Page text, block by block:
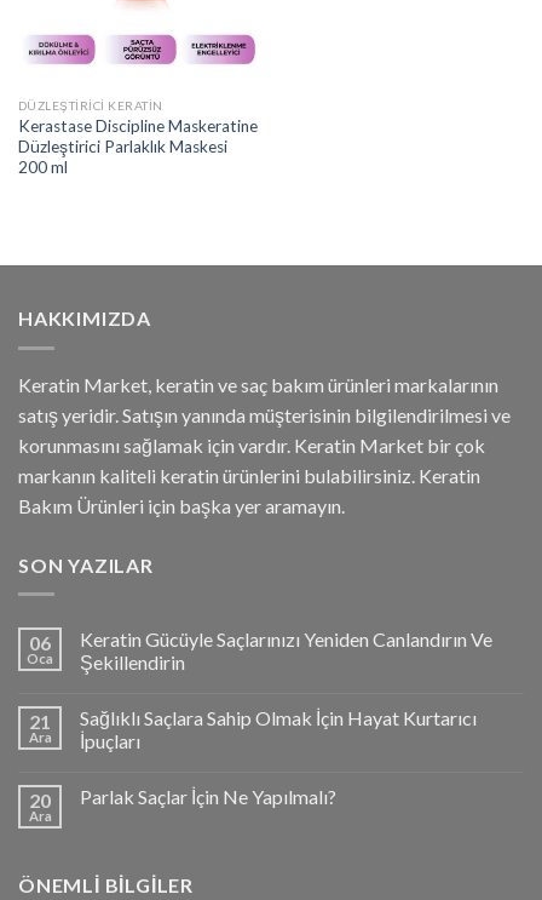
DÜZLEŞTIRICI KERATIN
Kerastase Discipline Maskeratine
Düzleştirici Parlaklık Maskesi
200 ml
HAKKIMIZDA
Keratin Market, keratin ve saç bakım ürünleri markalarının
satış yeridir. Satışın yanında müşterisinin bilgilendirilmesi ve
korunmasını sağlamak için vardır. Keratin Market bir çok
markanın kaliteli keratin ürünlerini bulabilirsiniz. Keratin
Bakım Ürünleri için başka yer aramayın.
SON YAZILAR
06
Oca
Keratin Gücüyle Saçlarınızı Yeniden Canlandırın Ve
Şekillendirin
21
Ara
Sağlıklı Saçlara Sahip Olmak İçin Hayat Kurtarıcı
İpuçları
20
Ara
Parlak Saçlar İçin Ne Yapılmalı?
ÖNEMLI BILGILER